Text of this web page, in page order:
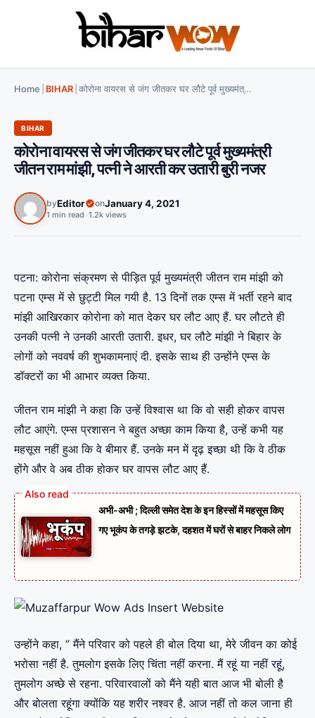
Home BIHAR कोरोना वायरस से जंग जीतकर घर लौटे पूर्व मुख्यमंत्री जीतन राम मांझी, पत्नी ने आरती कर उतारी बुरी नजर
BIHAR
कोरोना वायरस से जंग जीतकर घर लौटे पूर्व मुख्यमंत्री
जीतन राम मांझी, पत्नी ने आरती कर उतारी बुरी नजर
byEditor onJanuary 4, 2021
1 min read 1.2k views
पटना: कोरोना संक्रमण से पीड़ित पूर्व मुख्यमंत्री जीतन राम मांझी को
पटना एम्स में से छुट्टी मिल गयी है. 13 दिनों तक एम्स में भर्ती रहने बाद
मांझी आखिरकार कोरोना को मात देकर घर लौट आए हैं. घर लौटते ही
उनकी पत्नी ने उनकी आरती उतारी. इधर, घर लौटे मांझी ने बिहार के
लोगों को नववर्ष की शुभकामनाएं दी. इसके साथ ही उन्होंने एम्स के
डॉक्टरों का भी आभार व्यक्त किया.
जीतन राम मांझी ने कहा कि उन्हें विश्वास था कि वो सही होकर वापस
लौट आएंगे. एम्स प्रशासन ने बहुत अच्छा काम किया है, उन्हें कभी यह
महसूस नहीं हुआ कि वे बीमार हैं. उनके मन में दृढ़ इच्छा थी कि वे ठीक
होंगे और वे अब ठीक होकर घर वापस लौट आए हैं.
अभी-अभी ; दिल्ली समेत देश के इन हिस्सों में महसूस किए
गए भूकंप के तगड़े झटके, दहशत में घरों से बाहर निकले लोग
उन्होंने कहा, ” मैंने परिवार को पहले ही बोल दिया था, मेरे जीवन का कोई
भरोसा नहीं है. तुमलोग इसके लिए चिंता नहीं करना. मैं रहूं या नहीं रहूं,
तुमलोग अच्छे से रहना. परिवारवालों को मैंने यही बात आज भी बोली है
और बोलता रहूंगा क्योंकि यह शरीर नश्वर है. आज नहीं तो कल जाना ही